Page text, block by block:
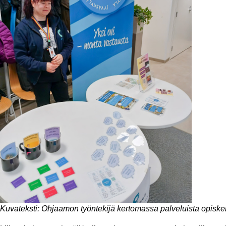
Kuvateksti: Ohjaamon työntekijä kertomassa palveluista